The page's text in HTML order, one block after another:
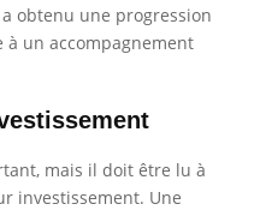
obtenu une progression
à un accompagnement
mais il doit être lu à
investissement. Une